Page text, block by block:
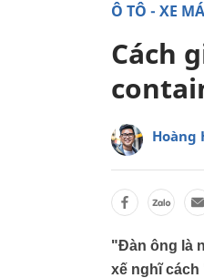
Ô TÔ - XE
Cách
Hoàng
"Đàn ông là
xế nghĩ